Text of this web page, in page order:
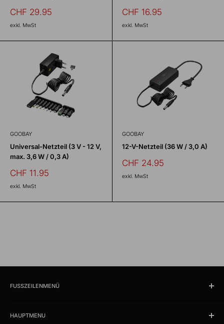
Sonderpreis
CHF 29.95
exkl. MwSt
Sonderpreis
CHF 16.95
exkl. MwSt
GOOBAY
Universal-Netzteil (3 V - 12 V,
max. 3,6 W / 0,3 A)
Sonderpreis
CHF 11.95
exkl. MwSt
GOOBAY
12-V-Netzteil (36 W / 3,0 A)
Sonderpreis
CHF 24.95
exkl. MwSt
FUSSZEILENMENÜ
Öffnungszeiten und Lokalität
HAUPTMENU